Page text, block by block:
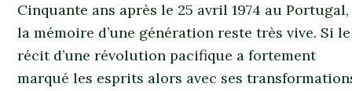
Cinquante ans après le 25 avril 1974 au Portugal,
la mémoire d’une génération reste très vive. Si le
récit d’une révolution pacifique a fortement
marqué les esprits alors avec ses